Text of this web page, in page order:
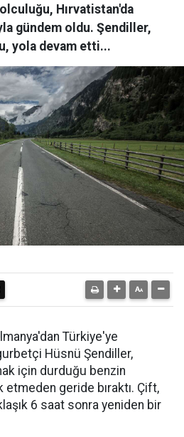
Hırvatistan'da
gündem oldu. Şendiller,
yola devam etti...
Türkiye'ye
Hüsnü Şendiller,
için durduğu benzin
geride bıraktı. Çift,
6 saat sonra yeniden bir